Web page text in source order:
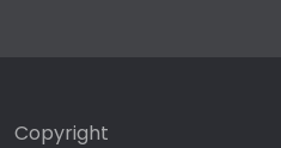
Copyright